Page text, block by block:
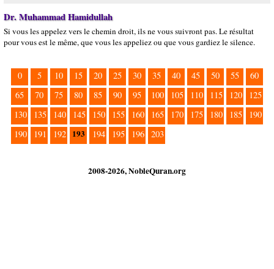
Dr. Muhammad Hamidullah
Si vous les appelez vers le chemin droit, ils ne vous suivront pas. Le résultat
pour vous est le même, que vous les appeliez ou que vous gardiez le silence.
0 5 10 15 20 25 30 35 40 45 50 55
60
65
70 75 80 85 90 95 100 105 110 115 120
125
130
135 140 145 150 155 160 165 170 175 180 185
190
190
191 192 193 194 195 196 203
2008-2026, NobleQuran.org